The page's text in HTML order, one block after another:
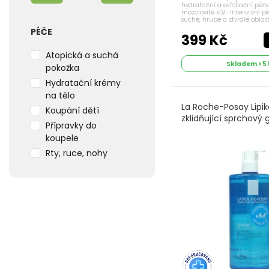
hydratační a exfoliační
mozolovité kůži. Intenzivní
suché, hrubé a ztvrdlé
a dlouhotrvající uklidňující...
399 Kč
Skladem > 5
La Roche-Posay
zklidňující sprchový
PÉČE
Atopická a suchá
pokožka
Hydratační krémy
na tělo
Koupání dětí
Přípravky do
koupele
Rty, ruce, nohy